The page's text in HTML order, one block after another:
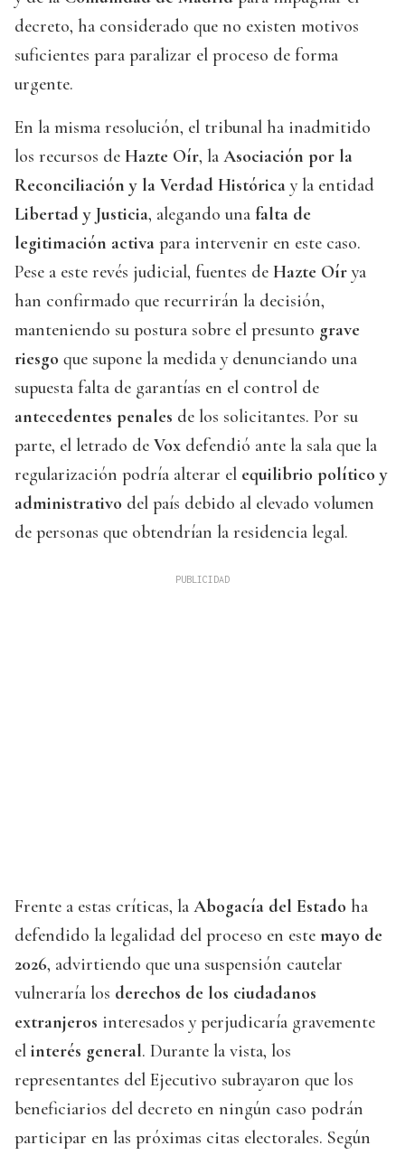
decreto, ha considerado que no existen motivos
suficientes para paralizar el proceso de forma
urgente.
En la misma resolución, el tribunal ha inadmitido
los recursos de Hazte Oír, la Asociación por la
Reconciliación y la Verdad Histórica y la entidad
Libertad y Justicia, alegando una falta de
legitimación activa para intervenir en este caso.
Pese a este revés judicial, fuentes de Hazte Oír ya
han confirmado que recurrirán la decisión,
manteniendo su postura sobre el presunto grave
riesgo que supone la medida y denunciando una
supuesta falta de garantías en el control de
antecedentes penales de los solicitantes. Por su
parte, el letrado de Vox defendió ante la sala que la
regularización podría alterar el equilibrio político y
administrativo del país debido al elevado volumen
de personas que obtendrían la residencia legal.
Frente a estas críticas, la Abogacía del Estado ha
defendido la legalidad del proceso en este mayo de
2026, advirtiendo que una suspensión cautelar
vulneraría los derechos de los ciudadanos
extranjeros interesados y perjudicaría gravemente
el interés general. Durante la vista, los
representantes del Ejecutivo subrayaron que los
beneficiarios del decreto en ningún caso podrán
participar en las próximas citas electorales. Según